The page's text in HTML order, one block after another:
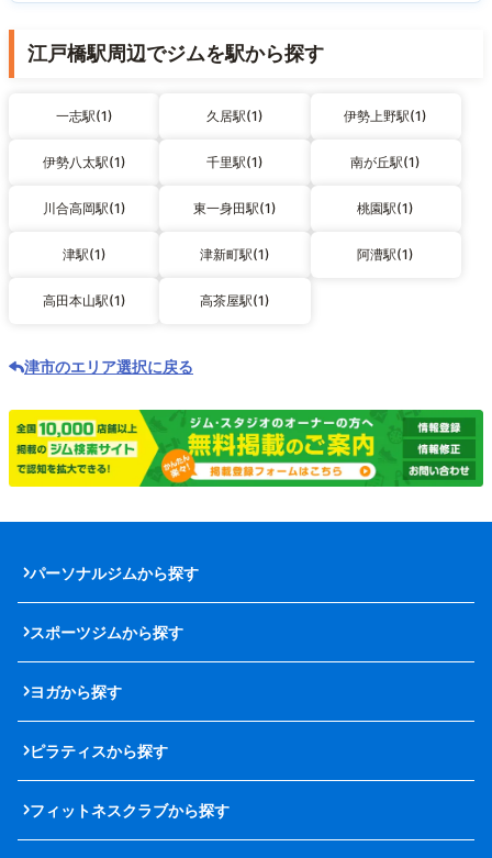
江戸橋駅周辺でジムを駅から探す
一志駅(1) 久居駅(1) 伊勢上野駅(1)
伊勢八太駅(1) 千里駅(1) 南が丘駅(1)
川合高岡駅(1) 東一身田駅(1) 桃園駅(1)
津駅(1) 津新町駅(1) 阿漕駅(1)
高田本山駅(1) 高茶屋駅(1)
津市のエリア選択に戻る
パーソナルジムから探す
スポーツジムから探す
ヨガから探す
ピラティスから探す
フィットネスクラブから探す